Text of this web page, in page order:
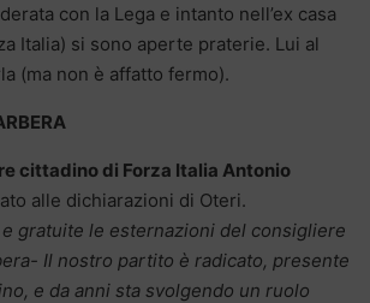
con la Lega e intanto nell’ex casa
Italia) si sono aperte praterie. Lui al
(ma non è affatto fermo).
cittadino di Forza Italia Antonio
alle dichiarazioni di Oteri.
gratuite le esternazioni del consigliere
Il nostro partito è radicato, presente
e da anni sta svolgendo un ruolo